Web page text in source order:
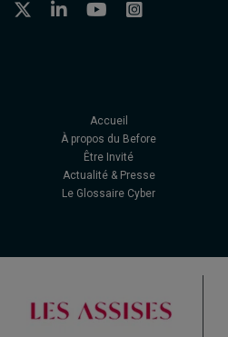
Accueil
À propos du Before
Être Invité
Actualité & Presse
Le Glossaire Cyber